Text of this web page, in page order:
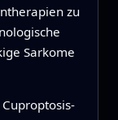
zu
Sarkome
Cuproptosis-